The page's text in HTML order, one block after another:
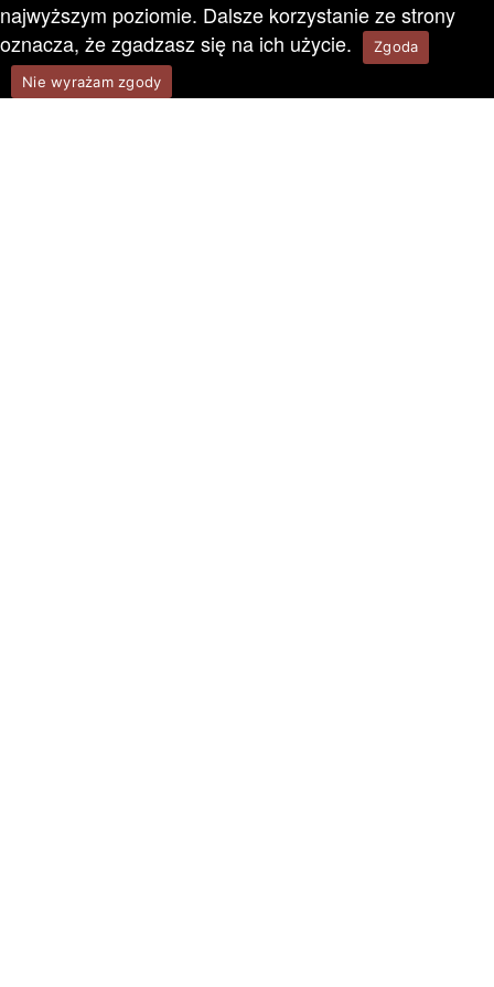
najwyższym poziomie. Dalsze korzystanie ze strony
oznacza, że zgadzasz się na ich użycie.
Zgoda
Nie wyrażam zgody